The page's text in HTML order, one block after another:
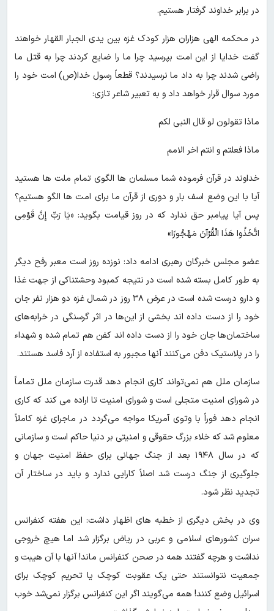
در برابر خداوند گرفتار هستیم.
در محکمه الهی هزاران هزار کودک غزه بین یدی الجبار القهار خواهند
گفت خدایا از این امت بپرسید چرا ما را ضایع کردند چرا به قتل ما
راضی شدند چرا به داد ما نرسیدند؟ قطعاً رسول خدا(ص) امت خود را
مورد سوال قرار خواهد داد و به تعبیر شاعر تازی:
ماذا تقولون لو قال النبی لکم
ماذا فعلتم و انتم اخر الامم
خداوند در قرآن فرموده شما مسلمان ها الگوی تمام ملت ها هستید
آیا با این وضع اسف بار و دوری از قرآن ما برای امت ها الگو هستیم؟
پس آیا پیامبر حق ندارد که در روز قیامت بگوید: «یَا رَبِّ إِنَّ قَوْمِی
اتَّخَذُوا هَذَا الْقُرْآنَ مَهْجُورًا»
عضو مجلس خبرگان رهبری ادامه داد: نوزده روز است معبر رفح دیگر
به طور کامل بسته شده است در نتیجه کمبود وحشتناکی از جهت غذا
و دارو درست شده است در عرض ۳۸ روز در شمال غزه دو هزار نفر جان
خود را از دست داده اند بخشی از این‌ها در اثر گرسنگی در خرابه‌های
ساختمان‌ها جان خود را از دست داده اند کفن هم تمام شده و شهداء
را در پلاستیک دفن می‌کنند آنها مجبور به استفاده از آرد فاسد هستند.
سازمان ملل هم نمی‌تواند کاری انجام دهد قدرت سازمان ملل تماماً
در شورای امنیت متجلی است و شورای امنیت تا اراده می کند که کاری
انجام دهد فوراً با وتوی آمریکا مواجه می‌گردد در ماجرای غزه کاملاً
معلوم شد که خلاء بزرگ حقوقی و امنیتی بر دنیا حاکم است و سازمانی
که در سال ۱۹۴۸ بعد از جنگ جهانی برای حفظ امنیت جهان و
جلوگیری از جنگ درست شد اصلاً کارایی ندارد و باید در ساختار آن
تجدید نظر شود.
وی در بخش دیگری از خطبه های اظهار داشت: این هفته کنفرانس
سران کشورهای اسلامی و عربی در ریاض برگزار شد اما هیچ خروجی
نداشت و هرچه گفتند همه در صحن کنفرانس ماند! آنها با آن هیبت و
جمعیت نتوانستند حتی یک عقوبت کوچک یا تحریم کوچک برای
اسرائیل وضع کنند! همه می‌گویند اگر این کنفرانس برگزار نمی‌شد خوب